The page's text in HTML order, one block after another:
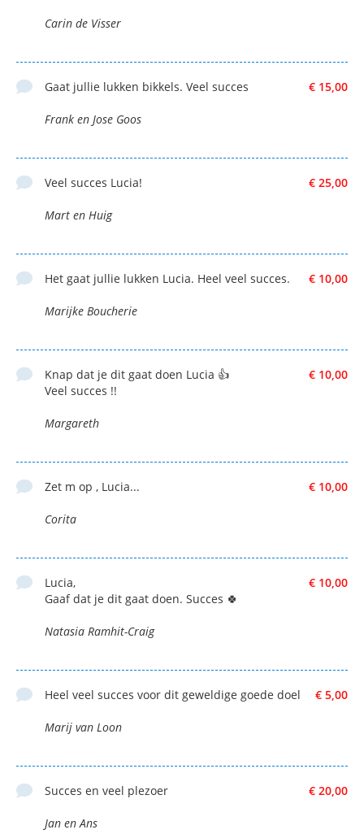
Carin de Visser
€ 15,00
Gaat jullie lukken bikkels. Veel succes
Frank en Jose Goos
€ 25,00
Veel succes Lucia!
Mart en Huig
€ 10,00
Het gaat jullie lukken Lucia. Heel veel succes.
Marijke Boucherie
€ 10,00
Knap dat je dit gaat doen Lucia 👍
Veel succes !!
Margareth
€ 10,00
Zet m op , Lucia...
Corita
€ 10,00
Lucia,
Gaaf dat je dit gaat doen. Succes 🍀
Natasia Ramhit-Craig
€ 5,00
Heel veel succes voor dit geweldige goede doel
Marij van Loon
€ 20,00
Succes en veel plezoer
Jan en Ans